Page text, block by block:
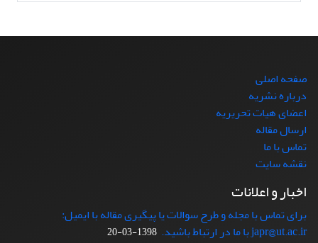
صفحه اصلی
درباره نشریه
اعضای هیات تحریریه
ارسال مقاله
تماس با ما
نقشه سایت
اخبار و اعلانات
برای تماس با مجله و طرح سوالات یا پیگیری مقاله با ایمیل:
japr@ut.ac.ir با ما در ارتباط باشید.
1398-03-20